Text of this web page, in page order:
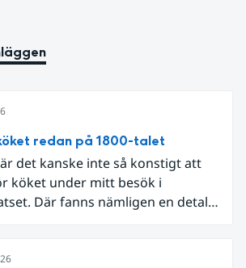
redan på 1800-talet
det kanske inte så konstigt att
köket under mitt besök i
Där fanns nämligen en detalj